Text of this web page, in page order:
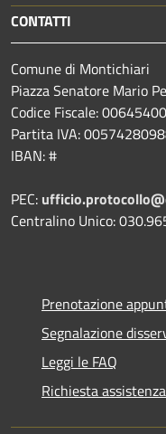
CONTATTI
Comune di Montichiari
Piazza Senatore Mario
Codice Fiscale:
Partita IVA:
IBAN: #
PEC:
Centralino Unico:
Prenotazione
Segnalazione
Leggi le FAQ
Richiesta assistenza